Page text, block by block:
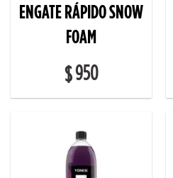
ENGATE RÁPIDO SNOW
FOAM
$950